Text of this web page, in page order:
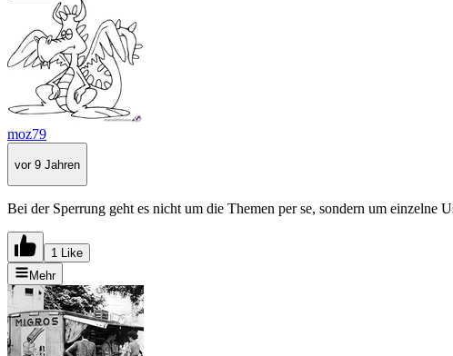
moz79
vor 9 Jahren
Bei der Sperrung geht es nicht um die Themen per se, sondern um einzelne
1 Like
Mehr